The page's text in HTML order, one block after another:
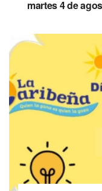
martes 4 de